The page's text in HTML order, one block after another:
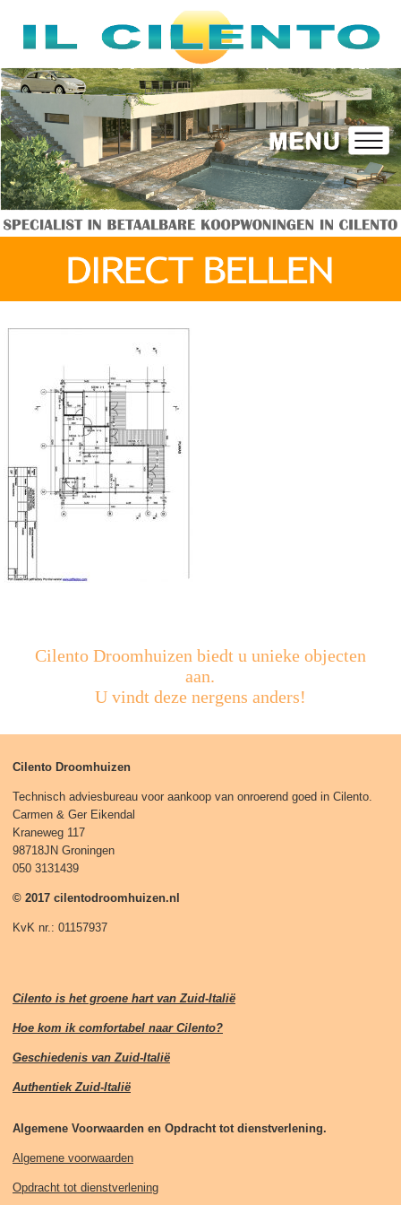
Cilento Droomhuizen biedt u unieke objecten
aan.
U vindt deze nergens anders!
Cilento Droomhuizen
Technisch adviesbureau voor aankoop van onroerend goed in Cilento.
Carmen & Ger Eikendal
Kraneweg 117
98718JN Groningen
050 3131439
© 2017 cilentodroomhuizen.nl
KvK nr.: 01157937
Cilento is het groene hart van Zuid-Italië
Hoe kom ik comfortabel naar Cilento?
Geschiedenis van Zuid-Italië
Authentiek Zuid-Italië
Algemene Voorwaarden en Opdracht tot dienstverlening.
Algemene voorwaarden
Opdracht tot dienstverlening